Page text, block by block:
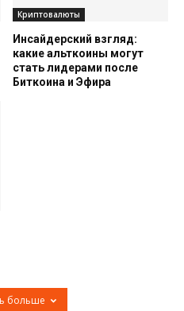
Криптовалюты
Инсайдерский взгляд:
какие альткоины могут
стать лидерами после
Биткоина и Эфира
больше